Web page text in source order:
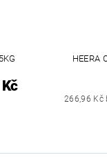
HEERA
266,96 Kč